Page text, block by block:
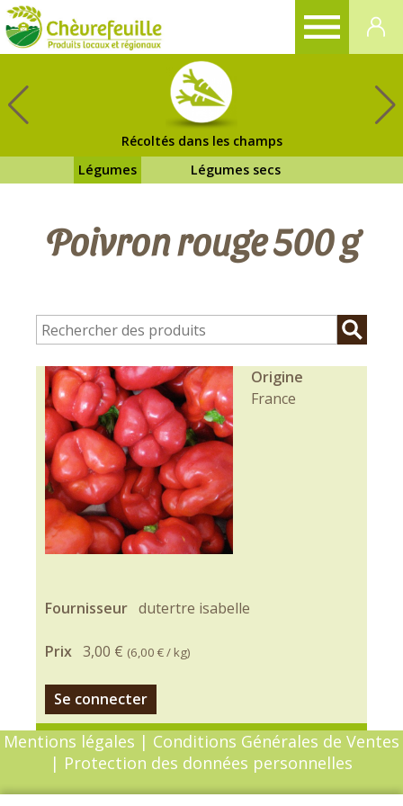
Récoltés dans les champs
Légumes
Légumes secs
Poivron rouge 500 g
Origine
France
Fournisseur dutertre isabelle
Prix 3,00 € (6,00 €/ kg)
Se connecter
Mentions légales | Conditions Générales de Ventes
| Protection des données personnelles